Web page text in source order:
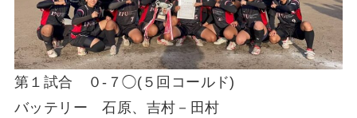
第１試合 ０-７◯(５回コールド)
バッテリー 石原、吉村－田村